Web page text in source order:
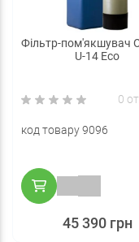
Фільтр-пом'якшувач
U-14 Eco
0
код товару 9096
45 390 грн